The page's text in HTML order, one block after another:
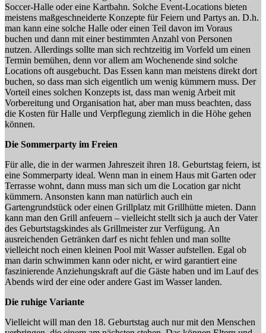
Soccer-Halle oder eine Kartbahn. Solche Event-Locations bieten
meistens maßgeschneiderte Konzepte für Feiern und Partys an. D.h.
man kann eine solche Halle oder einen Teil davon im Voraus
buchen und dann mit einer bestimmten Anzahl von Personen
nutzen. Allerdings sollte man sich rechtzeitig im Vorfeld um einen
Termin bemühen, denn vor allem am Wochenende sind solche
Locations oft ausgebucht. Das Essen kann man meistens direkt dort
buchen, so dass man sich eigentlich um wenig kümmern muss. Der
Vorteil eines solchen Konzepts ist, dass man wenig Arbeit mit
Vorbereitung und Organisation hat, aber man muss beachten, dass
die Kosten für Halle und Verpflegung ziemlich in die Höhe gehen
können.
Die Sommerparty im Freien
Für alle, die in der warmen Jahreszeit ihren 18. Geburtstag feiern, ist
eine Sommerparty ideal. Wenn man in einem Haus mit Garten oder
Terrasse wohnt, dann muss man sich um die Location gar nicht
kümmern. Ansonsten kann man natürlich auch ein
Gartengrundstück oder einen Grillplatz mit Grillhütte mieten. Dann
kann man den Grill anfeuern – vielleicht stellt sich ja auch der Vater
des Geburtstagskindes als Grillmeister zur Verfügung. An
ausreichenden Getränken darf es nicht fehlen und man sollte
vielleicht noch einen kleinen Pool mit Wasser aufstellen. Egal ob
man darin schwimmen kann oder nicht, er wird garantiert eine
faszinierende Anziehungskraft auf die Gäste haben und im Lauf des
Abends wird der eine oder andere Gast im Wasser landen.
Die ruhige Variante
Vielleicht will man den 18. Geburtstag auch nur mit den Menschen